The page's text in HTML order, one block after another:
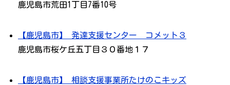
鹿児島市荒田1丁目7番10号
【鹿児島市】 発達支援センター コメット３
鹿児島市桜ケ丘五丁目３０番地１７
【鹿児島市】 相談支援事業所たけのこキッズ